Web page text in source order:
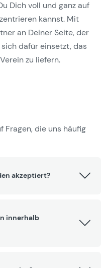
Dich voll und ganz auf
kannst. Mit
an Deiner Seite, der
dafür einsetzt, das
zu liefern.
Fragen, die uns häufig
akzeptiert?
innerhalb